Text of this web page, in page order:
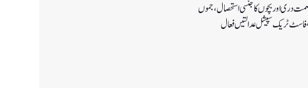
دری اور بچوں کا جنسی استحصال،جموں